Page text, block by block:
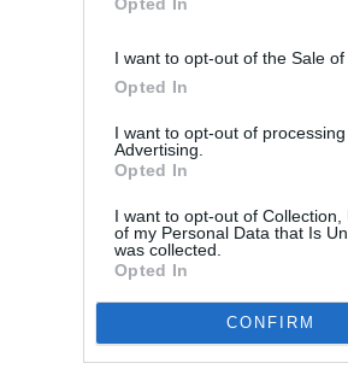
I want to opt-out of the Sale of
Opted In
I want to opt-out of
Advertising.
Opted In
I want to opt-out of
of my Personal Data that Is
was collected.
Opted In
CONFIRM
Ακολουθήστε το